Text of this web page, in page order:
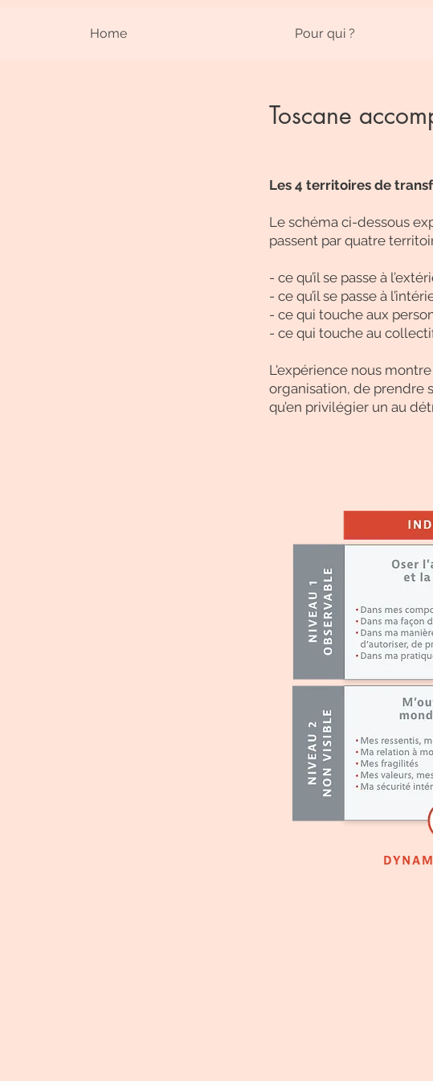
Home Pour qui ?
Toscane
Les 4 territoires de
Le schéma ci-dessous
passent par quatre
- ce qu’il se passe à
- ce qu’il se passe à
- ce qui touche aux
- ce qui touche au
L'expérience nous
organisation, de prendre
qu’en privilégier un au